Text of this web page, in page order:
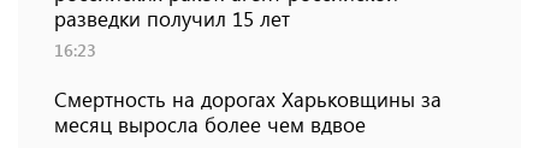
разведки получил 15 лет
16:23
Смертность на дорогах Харьковщины за
месяц выросла более чем вдвое